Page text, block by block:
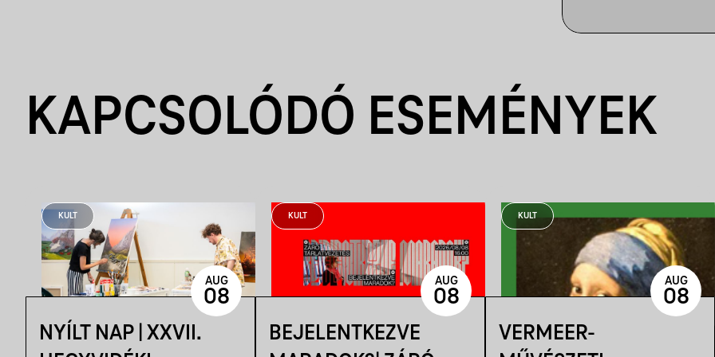
KAPCSOLÓDÓ ESEMÉNYEK
KULT
NYÍLT NAP | XXVII.
AUG
08
KULT
BEJELENTKEZVE
AUG
08
KULT
VERMEER-
AUG
08